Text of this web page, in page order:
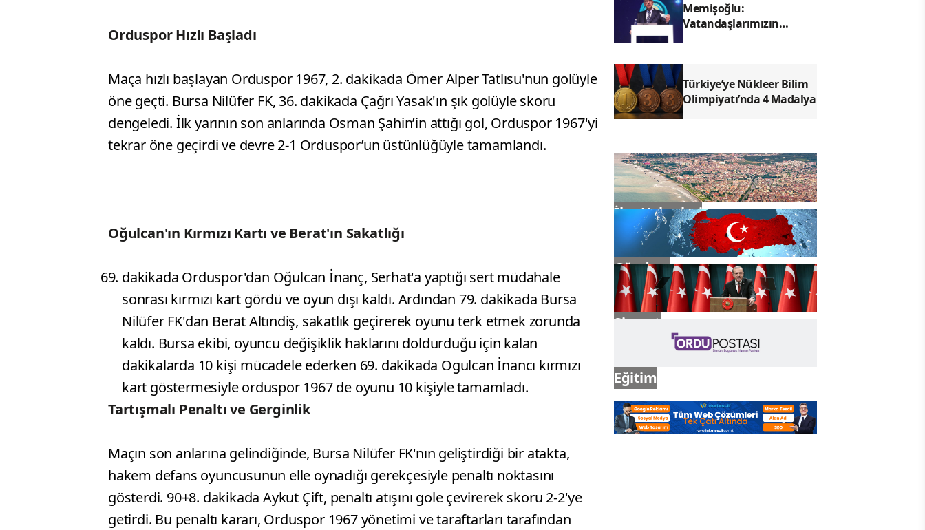
Orduspor Hızlı Başladı
Maça hızlı başlayan Orduspor 1967, 2. dakikada Ömer Alper Tatlısu'nun golüyle
öne geçti. Bursa Nilüfer FK, 36. dakikada Çağrı Yasak'ın şık golüyle skoru
dengeledi. İlk yarının son anlarında Osman Şahin’in attığı gol, Orduspor 1967'yi
tekrar öne geçirdi ve devre 2-1 Orduspor’un üstünlüğüyle tamamlandı.
Oğulcan'ın Kırmızı Kartı ve Berat'ın Sakatlığı
dakikada Orduspor'dan Oğulcan İnanç, Serhat'a yaptığı sert müdahale
sonrası kırmızı kart gördü ve oyun dışı kaldı. Ardından 79. dakikada Bursa
Nilüfer FK'dan Berat Altındiş, sakatlık geçirerek oyunu terk etmek zorunda
kaldı. Bursa ekibi, oyuncu değişiklik haklarını doldurduğu için kalan
dakikalarda 10 kişi mücadele ederken 69. dakikada Ogulcan İnancı kırmızı
kart göstermesiyle orduspor 1967 de oyunu 10 kişiyle tamamladı.
Tartışmalı Penaltı ve Gerginlik
Maçın son anlarına gelindiğinde, Bursa Nilüfer FK'nın geliştirdiği bir atakta,
hakem defans oyuncusunun elle oynadığı gerekçesiyle penaltı noktasını
gösterdi. 90+8. dakikada Aykut Çift, penaltı atışını gole çevirerek skoru 2-2'ye
getirdi. Bu penaltı kararı, Orduspor 1967 yönetimi ve taraftarları tarafından
Memişoğlu:
Vatandaşlarımızın
Türkiye’ye Nükleer Bilim
Olimpiyatı’nda 4 Madalya
İlçe Haberleri
Gündem
Siyaset
Eğitim